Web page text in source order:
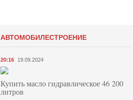
АВТОМОБИЛЕСТРОЕНИЕ
20:16 19.09.2024
Купить масло гидравлическое 46 200
литров